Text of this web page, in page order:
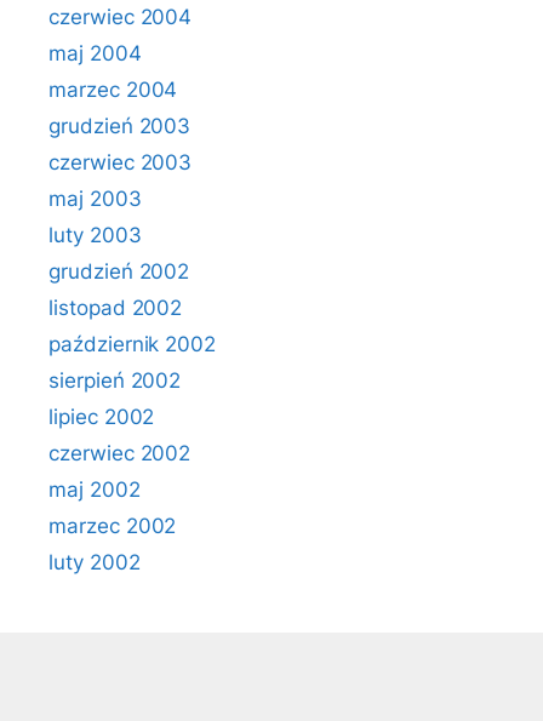
czerwiec 2004
maj 2004
marzec 2004
grudzień 2003
czerwiec 2003
maj 2003
luty 2003
grudzień 2002
listopad 2002
październik 2002
sierpień 2002
lipiec 2002
czerwiec 2002
maj 2002
marzec 2002
luty 2002